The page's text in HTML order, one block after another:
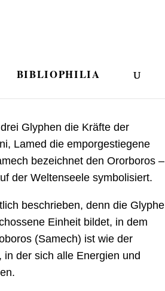
BIBLIOPHILIA
Glyphen die Kräfte der
Lamed die emporgestiegene
bezeichnet den Ororboros –
der Weltenseele symbolisiert.
beschrieben, denn die Glyphe
Einheit bildet, in dem
(Samech) ist wie der
der sich alle Energien und